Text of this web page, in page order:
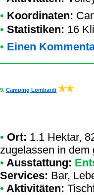
• Koordinaten:
• Statistiken: 16
• Einen
9. Camping Lombardi
• Ort: 1.1 Hektar,
zugelassen in dem
• Ausstattung:
Services: Bar,
• Aktivitäten: